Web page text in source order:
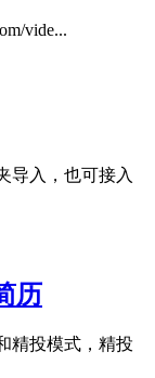
vide...
导入，也可接入
历
精投模式，精投